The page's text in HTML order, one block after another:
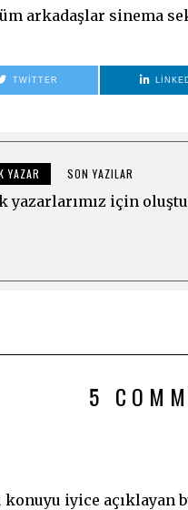
arkadaşlar sinema
TWITTER
YAZAR SON YAZILAR
yazarlarımız için
5
konuyu iyice açıklayan